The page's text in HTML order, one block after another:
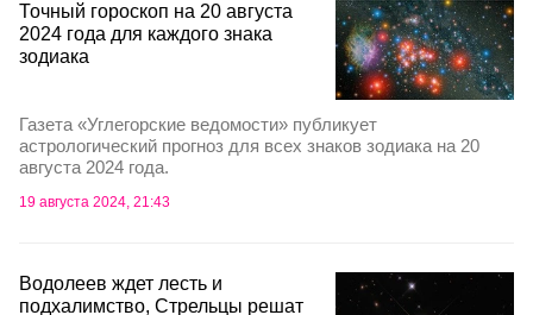
Точный гороскоп на 20 августа
2024 года для каждого знака
зодиака
Газета «Углегорские ведомости» публикует
астрологический прогноз для всех знаков зодиака на 20
августа 2024 года.
19 августа 2024, 21:43
Водолеев ждет лесть и
подхалимство, Стрельцы решат